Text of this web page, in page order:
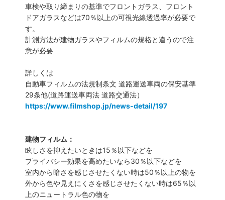
車検や取り締まりの基準でフロントガラス、フロント
ドアガラスなどは70％以上の可視光線透過率が必要で
す。
計測方法が建物ガラスやフィルムの規格と違うので注
意が必要
詳しくは
自動車フィルムの法規制条文 道路運送車両の保安基準
29条他(道路運送車両法 道路交通法）
https://www.filmshop.jp/news-detail/197
建物フィルム：
眩しさを抑えたいときは15％以下などを
プライバシー効果を高めたいなら30％以下などを
室内から暗さを感じさせたくない時は50％以上の物を
外から色や見えにくさを感じさせたくない時は65％以
上のニュートラル色の物を